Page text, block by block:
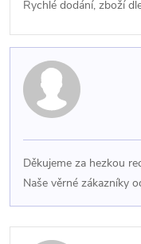
Rychlé dodání, zboží
Děkujeme za hezkou
Naše věrné zákazníky